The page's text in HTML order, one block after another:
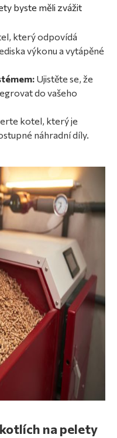
byste měli zvážit
který odpovídá
výkonu a vytápěné
Ujistěte se, že
do vašeho
kotel, který je
náhradní díly.
na pelety